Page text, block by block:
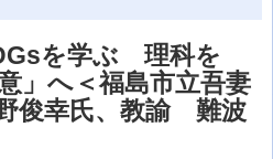
を学ぶ 理科を
」へ＜福島市立吾妻
幸氏、教諭 難波